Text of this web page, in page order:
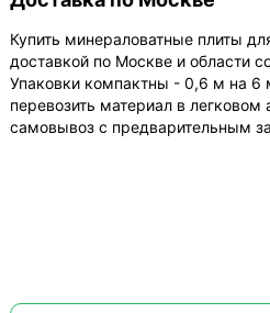
Купить минераловатные плиты
доставкой по Москве и области
Упаковки компактны - 0,6 м на 6
перевозить материал в
самовывоз с предварительным